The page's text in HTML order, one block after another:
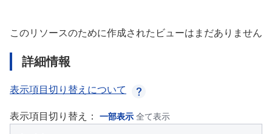
このリソースのために作成されたビューはまだありません
詳細情報
表示項目切り替えについて
表示項目切り替え： 一部表示 全て表示